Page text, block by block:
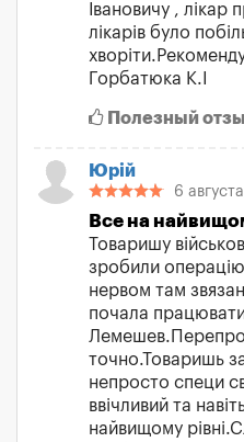
Івановичу , лікар
лікарів було
Горбатюка К.І
Полезный
Юрій
6
Все на
Товаришу
зробили
нервом там
почала
точно.Товаришь
непросто специ
ввічливий та
найвищому